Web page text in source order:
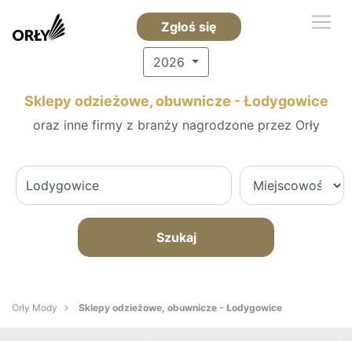
Zgłoś się
2026
Sklepy odzieżowe, obuwnicze - Łodygowice
oraz inne firmy z branży nagrodzone przez Orły
Szukaj
Orły Mody Sklepy odzieżowe, obuwnicze - Łodygowice